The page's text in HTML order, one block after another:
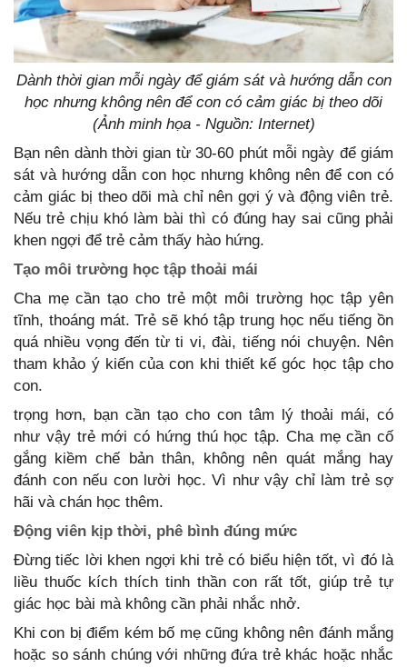
Dành thời gian mỗi ngày để giám sát và hướng dẫn con
học nhưng không nên để con có cảm giác bị theo dõi
(Ảnh minh họa - Nguồn: Internet)
Bạn nên dành thời gian từ 30-60 phút mỗi ngày để giám
sát và hướng dẫn con học nhưng không nên để con có
cảm giác bị theo dõi mà chỉ nên gợi ‎ý và động viên trẻ.
Nếu trẻ chịu khó làm bài thì có đúng hay sai cũng phải
khen ngợi để trẻ cảm thấy hào hứng.
Tạo môi trường học tập thoải mái
Cha mẹ cần tạo cho trẻ một môi trường học tập yên
tĩnh, thoáng mát. Trẻ sẽ khó tập trung học nếu tiếng ồn
quá nhiều vọng đến từ ti vi, đài, tiếng nói chuyện. Nên
tham khảo ý kiến của con khi thiết kế góc học tập cho
con.
trọng hơn, bạn cần tạo cho con tâm lý thoải mái, có
như vậy trẻ mới có hứng thú học tập. Cha mẹ cần cố
gắng kiềm chế bản thân, không nên quát mắng hay
đánh con nếu con lười học. Vì như vậy chỉ làm trẻ sợ
hãi và chán học thêm.
Động viên kịp thời, phê bình đúng mức
Đừng tiếc lời khen ngợi khi trẻ có biểu hiện tốt, vì đó là
liều thuốc kích thích tinh thần con rất tốt, giúp trẻ tự
giác học bài mà không cần phải nhắc nhở.
Khi con bị điểm kém bố mẹ cũng không nên đánh mắng
hoặc so sánh chúng với những đứa trẻ khác hoặc nhắc